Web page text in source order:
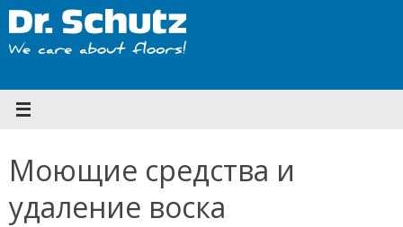
Перейти
содержимому
Моющие средства и
удаление воска